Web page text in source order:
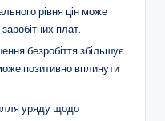
рівня цін може
плат.
безробіття збільшує
позитивно вплинути
уряду щодо